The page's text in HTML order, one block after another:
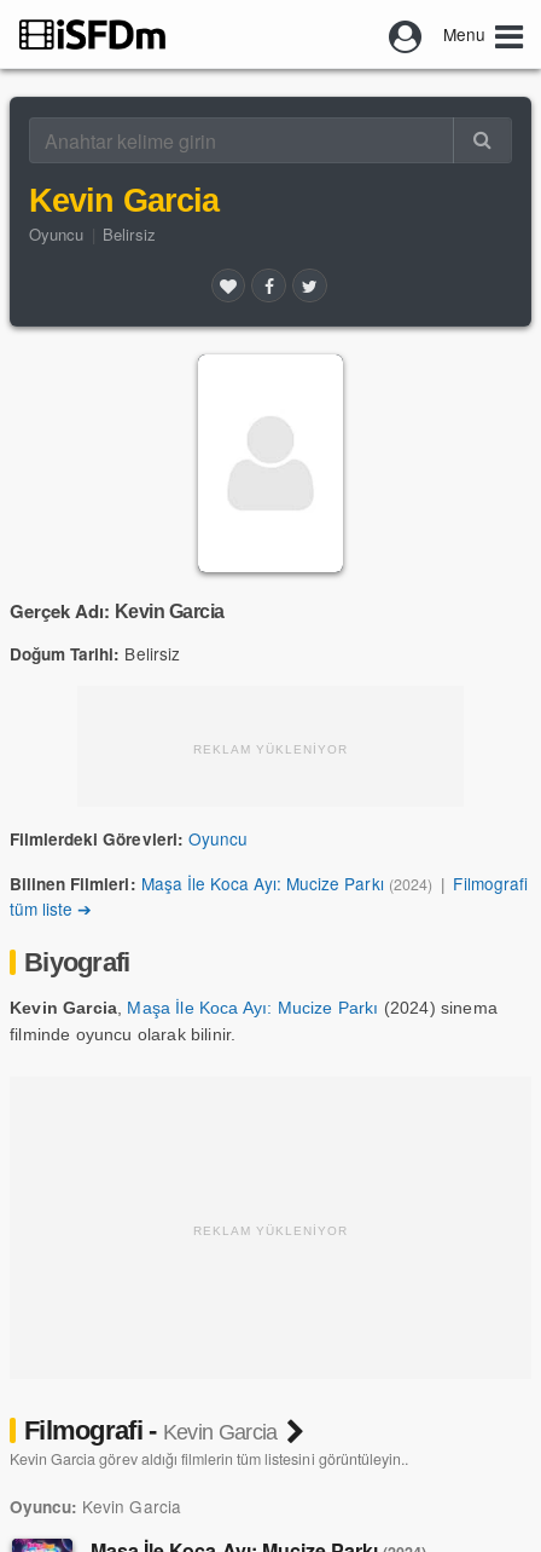
Menu
Kevin Garcia
Oyuncu Belirsiz
Gerçek Adı: Kevin Garcia
Doğum Tarihi: Belirsiz
REKLAM YÜKLENİYOR
Filmlerdeki Görevleri: Oyuncu
Bilinen Filmleri: Maşa İle Koca Ayı: Mucize Parkı (2024) | Filmografi
tüm liste ➔
Biyografi
Kevin Garcia Maşa İle Koca Ayı: Mucize Parkı (2024) sinema
filminde oyuncu olarak bilinir.
REKLAM YÜKLENİYOR
Filmografi - Kevin Garcia
Kevin Garcia görev aldığı filmlerin tüm listesini görüntüleyin..
Oyuncu: Kevin Garcia